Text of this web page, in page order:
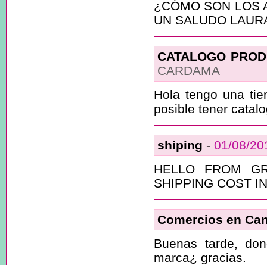
¿CÓMO SON LOS
UN SALUDO
CATALOGO
CARDAMA
Hola tengo una
posible tener
shiping - 01/08/
HELLO FROM
SHIPPING COST
Comercios en
Buenas tarde,
marca¿ gracias.